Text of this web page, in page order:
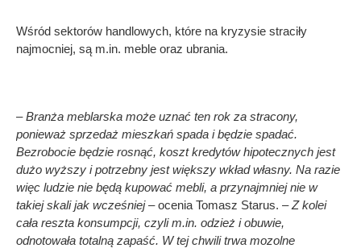
Wśród sektorów handlowych, które na kryzysie straciły
najmocniej, są m.in. meble oraz ubrania.
– Branża meblarska może uznać ten rok za stracony,
ponieważ sprzedaż mieszkań spada i będzie spadać.
Bezrobocie będzie rosnąć, koszt kredytów hipotecznych jest
dużo wyższy i potrzebny jest większy wkład własny. Na razie
więc ludzie nie będą kupować mebli, a przynajmniej nie w
takiej skali jak wcześniej– ocenia Tomasz Starus. –Z kolei
cała reszta konsumpcji, czyli m.in. odzież i obuwie,
odnotowała totalną zapaść. W tej chwili trwa mozolne